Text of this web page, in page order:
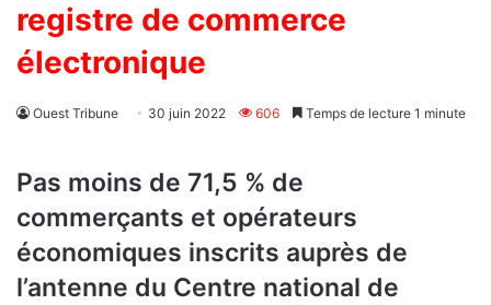
registre de commerce
électronique
Ouest Tribune 30 juin 2022 606 Temps de lecture 1 minute
Pas moins de 71,5 % de
commerçants et opérateurs
économiques inscrits auprès de
l’antenne du Centre national de